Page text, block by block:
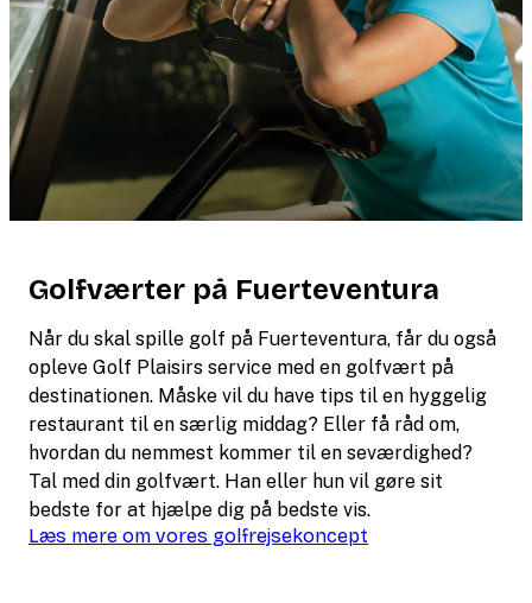
Golfværter på Fuerteventura
Når du skal spille golf på Fuerteventura, får du også
opleve Golf Plaisirs service med en golfvært på
destinationen. Måske vil du have tips til en hyggelig
restaurant til en særlig middag? Eller få råd om,
hvordan du nemmest kommer til en seværdighed?
Tal med din golfvært. Han eller hun vil gøre sit
bedste for at hjælpe dig på bedste vis.
Læs mere om vores golfrejsekoncept